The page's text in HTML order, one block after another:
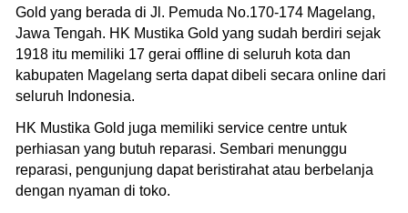
Gold yang berada di Jl. Pemuda No.170-174 Magelang,
Jawa Tengah. HK Mustika Gold yang sudah berdiri sejak
1918 itu memiliki 17 gerai offline di seluruh kota dan
kabupaten Magelang serta dapat dibeli secara online dari
seluruh Indonesia.
HK Mustika Gold juga memiliki service centre untuk
perhiasan yang butuh reparasi. Sembari menunggu
reparasi, pengunjung dapat beristirahat atau berbelanja
dengan nyaman di toko.